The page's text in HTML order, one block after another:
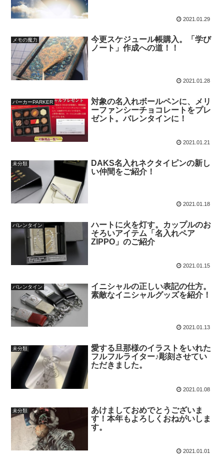
2021.01.29
メモの魔力
今更スケジュール帳購入。「学び
ノート」作成への道！！
2021.01.28
パーカーPARKER
対象の名入れボールペンに、メリ
ーファンシーチョコレートをプレ
ゼント。バレンタインに！
2021.01.21
未分類
DAKS名入れネクタイピンの新し
い仲間をご紹介！
2021.01.18
バレンタイン
ハートに火を灯す。カップルのお
そろいアイテム「名入れペア
ZIPPO」のご紹介
2021.01.15
バレンタイン
イニシャルの正しい表記の仕方。
素敵なイニシャルグッズを紹介！
2021.01.13
未分類
愛する旦那様のイラストをいれた
フルフルライター♪彫刻させてい
ただきました。
2021.01.08
未分類
あけましておめでとうございま
す！本年もよろしくおねがいしま
す。
2021.01.01